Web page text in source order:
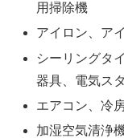
用掃除機
アイロン、ア
シーリングタ
器具、電気ス
エアコン、冷
加湿空気清浄